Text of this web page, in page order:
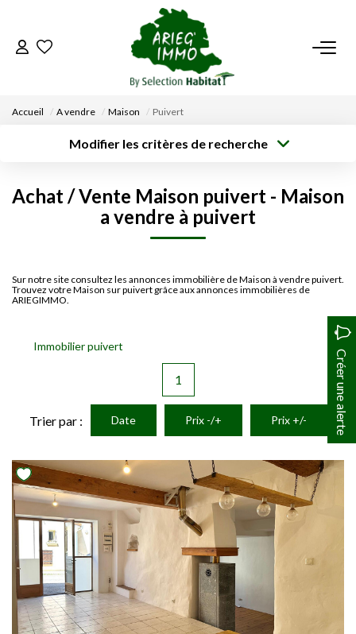
ACCUEIL
DÉPOSEZ VOTRE RECHERCHE
Accueil A vendre Maison Puivert
Modifier les critères de recherche
Type de bien
Surface min
Achat / Vente Maison puivert - Maison
a vendre à puivert
Sur notre site consultez les annonces immobilière de Maison à vendre puivert.
Trouvez votre Maison sur puivert grâce aux annonces immobilières de
ARIEGIMMO.
Immobilier puivert
Créer une alerte
1
Trier par : Date Prix -/+ Prix +/-